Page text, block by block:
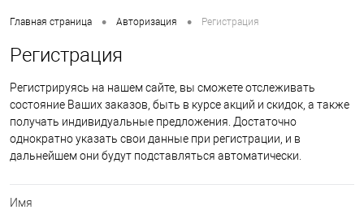
Главная страница • Авторизация • Регистрация
Регистрация
Регистрируясь на нашем сайте, вы сможете отслеживать
состояние Ваших заказов, быть в курсе акций и скидок, а также
получать индивидуальные предложения. Достаточно
однократно указать свои данные при регистрации, и в
дальнейшем они будут подставляться автоматически.
Имя